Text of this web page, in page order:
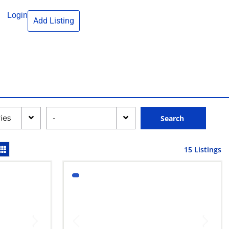
Login
Add Listing
-
15 Listings